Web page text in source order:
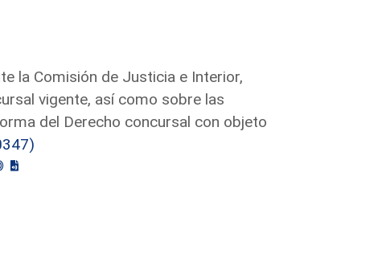
la Comisión de Justicia e Interior,
vigente, así como sobre las
del Derecho concursal con objeto